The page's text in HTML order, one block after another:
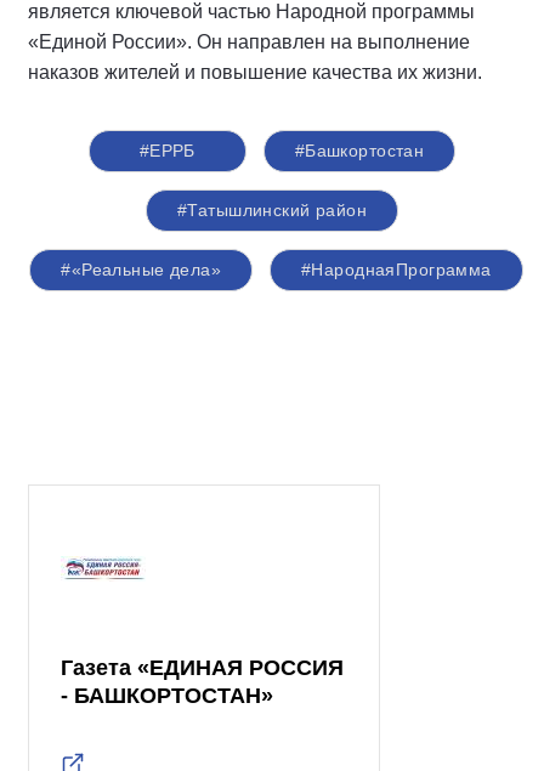
является ключевой частью Народной программы
«Единой России». Он направлен на выполнение
наказов жителей и повышение качества их жизни.
#ЕРРБ #Башкортостан
#Татышлинский район
#«Реальные дела» #НароднаяПрограмма
Газета «ЕДИНАЯ РОССИЯ
- БАШКОРТОСТАН»